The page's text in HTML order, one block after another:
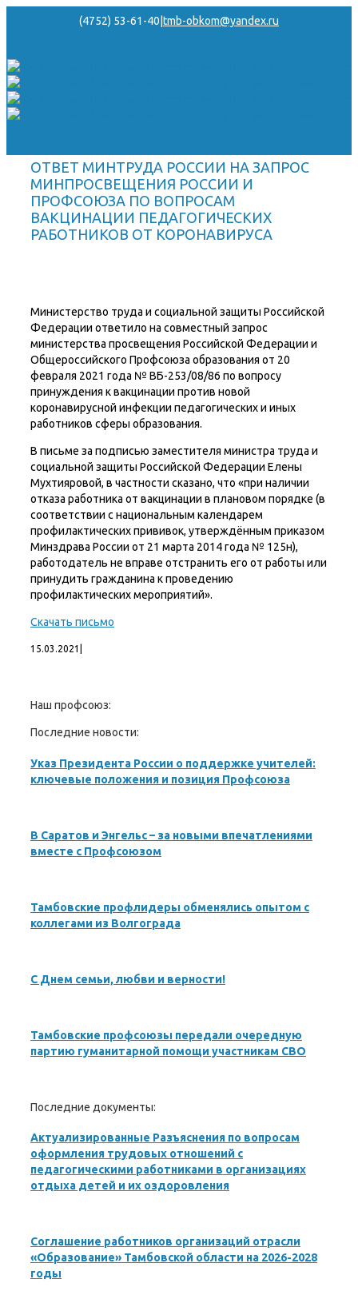
(4752) 53-61-40 tmb-obkom@yandex.ru
ОТВЕТ МИНТРУДА РОССИИ НА ЗАПРОС
МИНПРОСВЕЩЕНИЯ РОССИИ И
ПРОФСОЮЗА ПО ВОПРОСАМ
ВАКЦИНАЦИИ ПЕДАГОГИЧЕСКИХ
РАБОТНИКОВ ОТ КОРОНАВИРУСА
Министерство труда и социальной защиты Российской
Федерации ответило на совместный запрос
министерства просвещения Российской Федерации и
Общероссийского Профсоюза образования от 20
февраля 2021 года № ВБ-253/08/86 по вопросу
принуждения к вакцинации против новой
коронавирусной инфекции педагогических и иных
работников сферы образования.
В письме за подписью заместителя министра труда и
социальной защиты Российской Федерации Елены
Мухтияровой, в частности сказано, что «при наличии
отказа работника от вакцинации в плановом порядке (в
соответствии с национальным календарем
профилактических прививок, утверждённым приказом
Минздрава России от 21 марта 2014 года № 125н),
работодатель не вправе отстранить его от работы или
принудить гражданина к проведению
профилактических мероприятий».
Скачать письмо
15.03.2021
Наш профсоюз:
Последние новости:
Указ Президента России о поддержке учителей:
ключевые положения и позиция Профсоюза
В Саратов и Энгельс – за новыми впечатлениями
вместе с Профсоюзом
Тамбовские профлидеры обменялись опытом с
коллегами из Волгограда
С Днем семьи, любви и верности!
Тамбовские профсоюзы передали очередную
партию гуманитарной помощи участникам СВО
Последние документы:
Актуализированные Разъяснения по вопросам
оформления трудовых отношений с
педагогическими работниками в организациях
отдыха детей и их оздоровления
Соглашение работников организаций отрасли
«Образование» Тамбовской области на 2026-2028
годы